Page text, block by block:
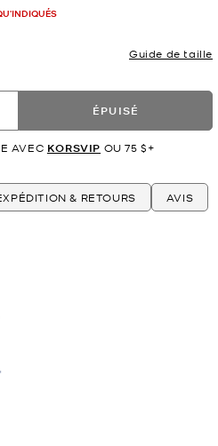
Guide de taille
ÉPUISÉ
AVEC KORSVIP OU 75 $+
& RETOURS AVIS